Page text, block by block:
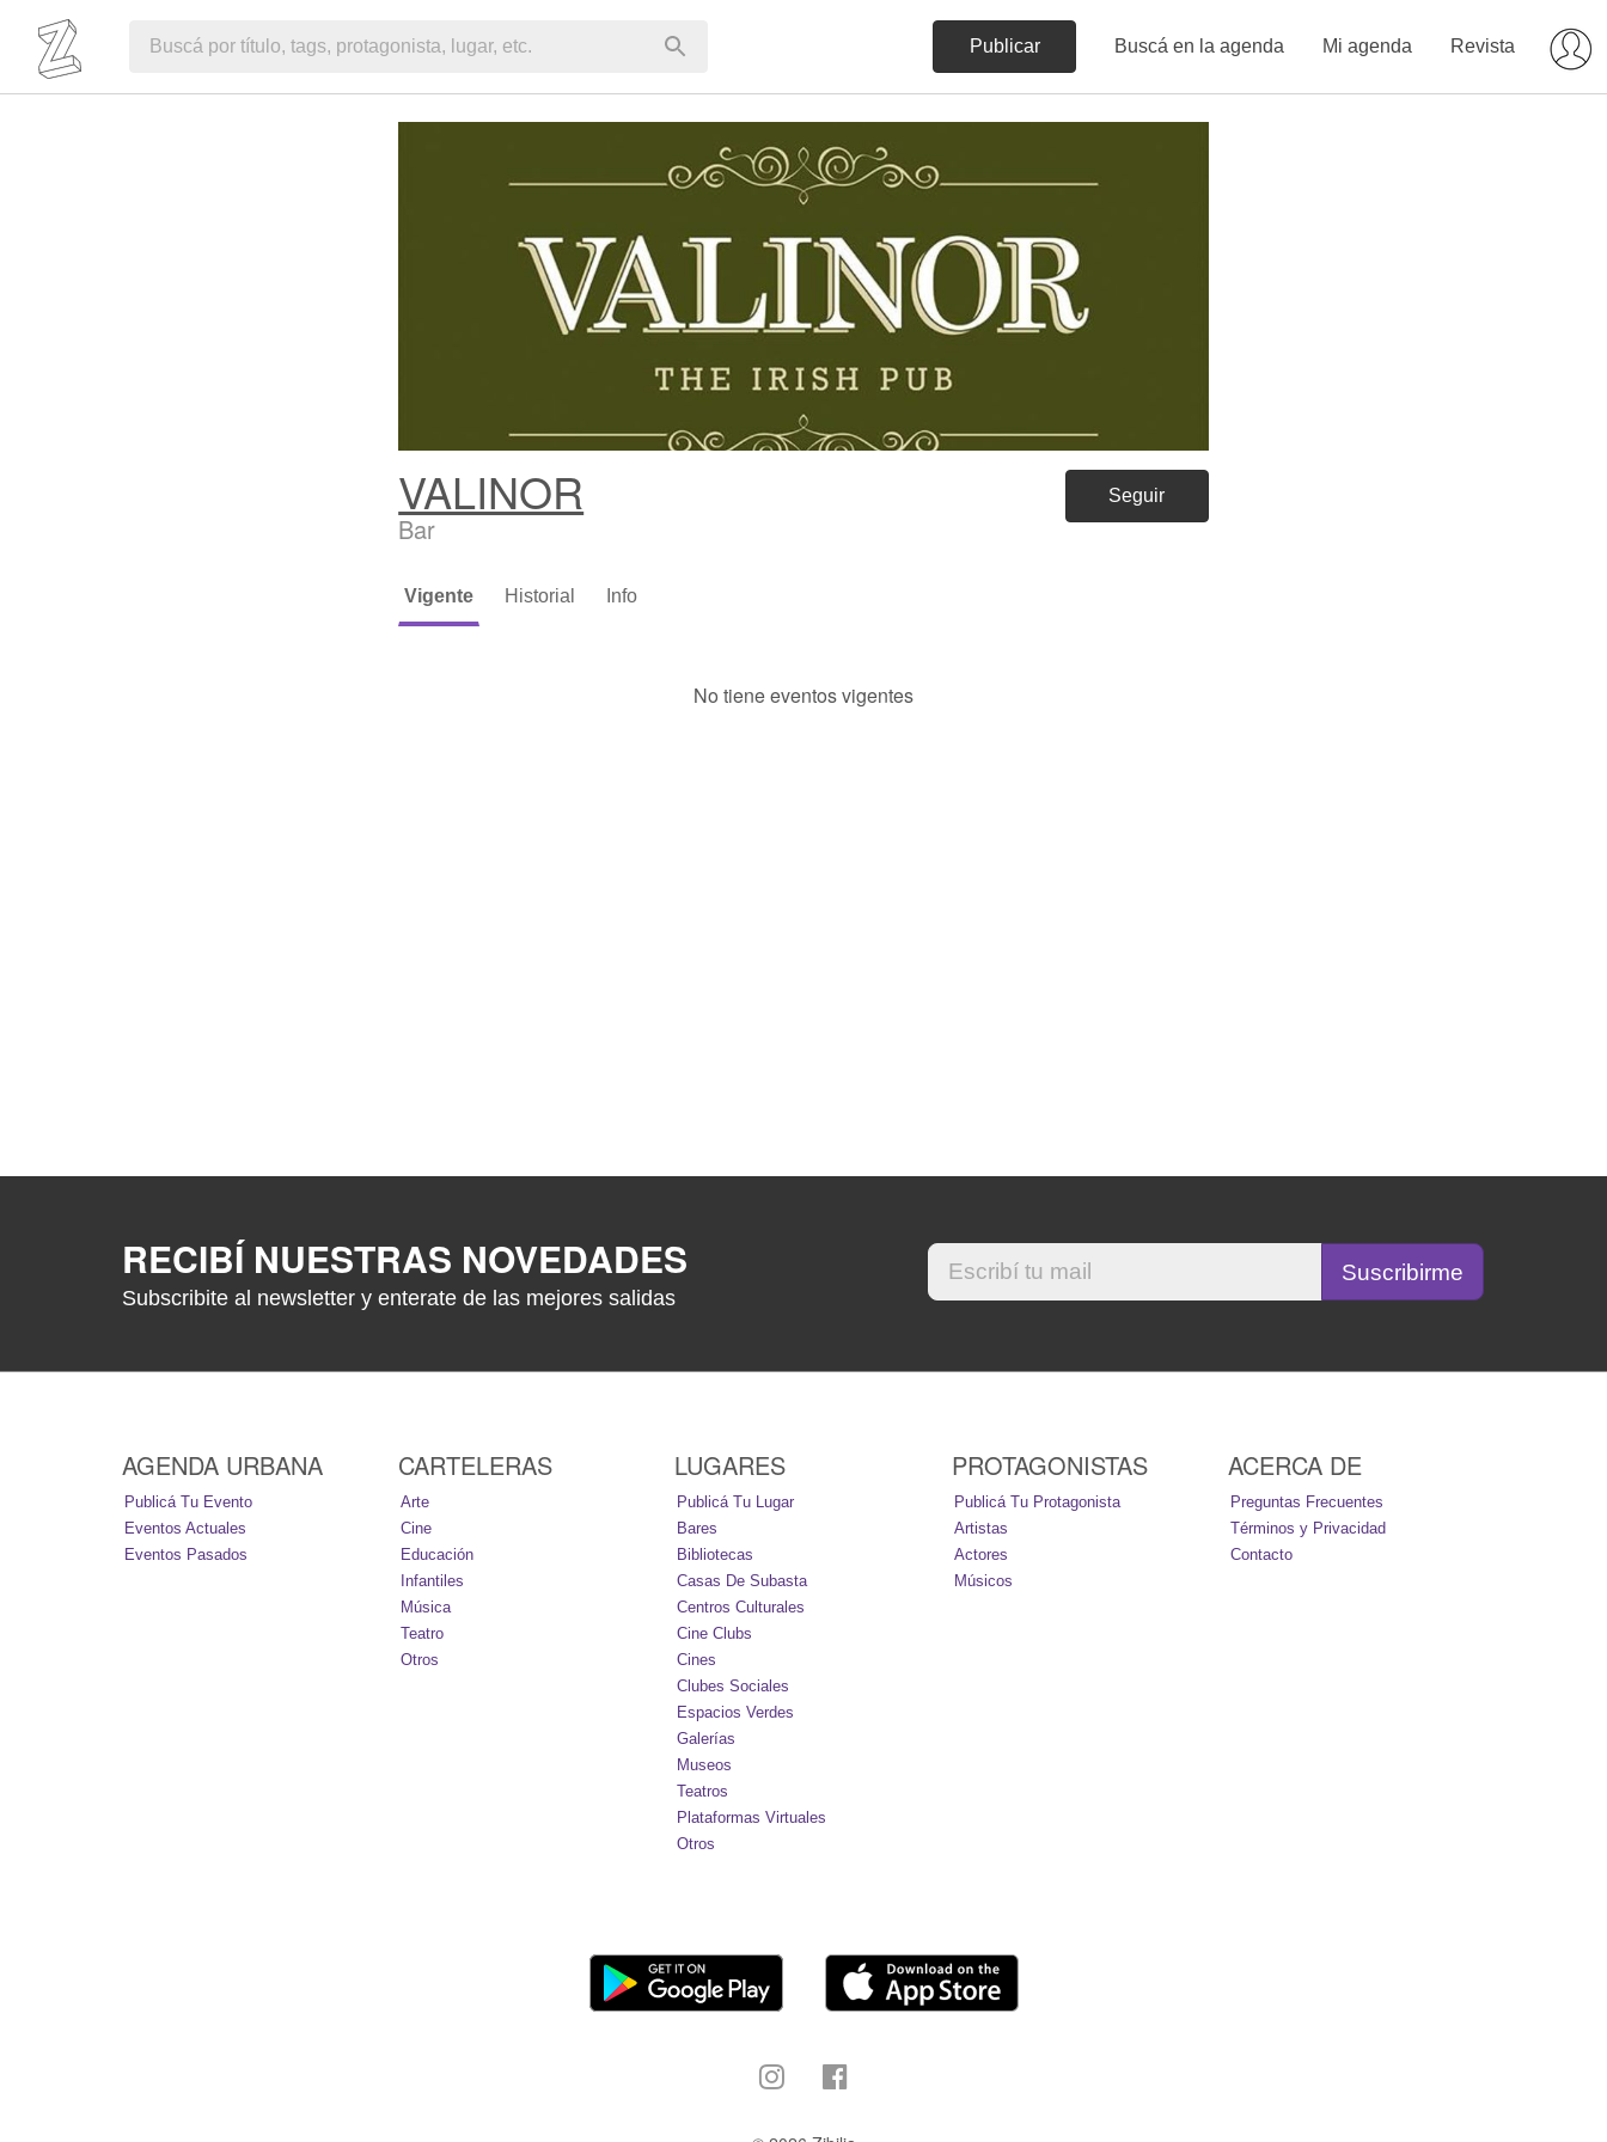
Publicar Buscá en la agenda Mi agenda Revista
Seguir
VALINOR
Bar
Vigente Historial Info
No tiene eventos vigentes
RECIBÍ NUESTRAS NOVEDADES
Subscribite al newsletter y enterate de las mejores salidas
AGENDA URBANA
Publicá Tu Evento
Eventos Actuales
Eventos Pasados
CARTELERAS
Arte
Cine
Educación
Infantiles
Música
Teatro
Otros
LUGARES
Publicá Tu Lugar
Bares
Bibliotecas
Casas De Subasta
Centros Culturales
Cine Clubs
Cines
Clubes Sociales
Espacios Verdes
Galerías
Museos
Teatros
Plataformas Virtuales
Otros
PROTAGONISTAS
Publicá Tu Protagonista
Artistas
Actores
Músicos
ACERCA DE
Preguntas Frecuentes
Términos y Privacidad
Contacto